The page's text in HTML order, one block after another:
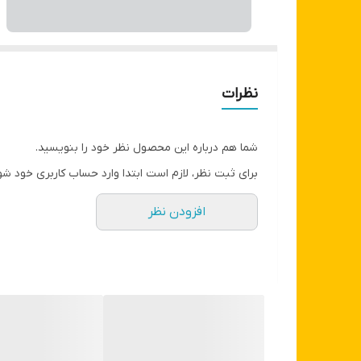
نظرات
شما هم درباره این محصول نظر خود را بنویسید.
برای ثبت نظر، لازم است ابتدا وارد حساب کاربری خود
افزودن نظر